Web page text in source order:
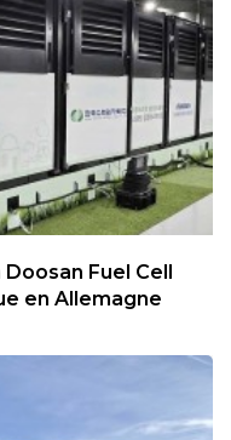
Fuel Cell
en Allemagne